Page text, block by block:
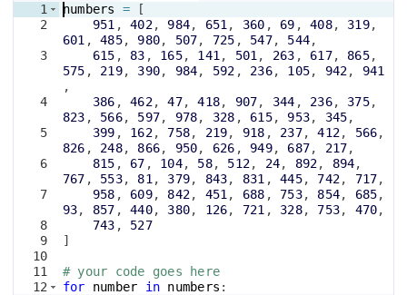
1
2
3
4
5
6
7
8
9
10
11
12
numbers =
[
951 , 402, 984, 651 , 360 , 69 , 408, 319,
601 , 485, 980, 507, 725 , 547, 544,
615 , 83 , 165, 141 , 501 , 263 , 617, 865,
575 , 219, 390, 984, 592 , 236, 105, 942, 941
,
386 , 462, 47, 418, 907, 344 , 236, 375,
823 , 566, 597, 978, 328 , 615, 953, 345,
399 , 162, 758, 219, 918 , 237, 412, 566,
826 , 248, 866, 950, 626 , 949, 687, 217,
815 , 67 , 104, 58, 512, 24, 892, 894,
767 , 553, 81 , 379, 843, 831 , 445, 742, 717,
958 , 609, 842, 451 , 688 , 753, 854, 685,
93, 857 , 440, 380, 126, 721 , 328, 753, 470,
743 , 527
]
# your code goes here
for
number in numbers :